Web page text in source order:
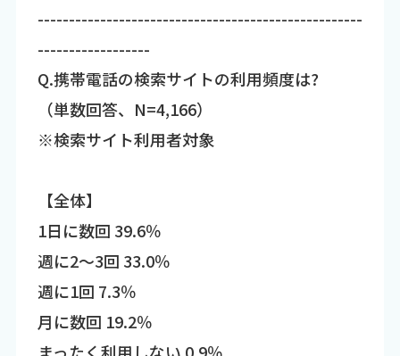
----------------------------------------------------
------------------
Q.携帯電話の検索サイトの利用頻度は?
（単数回答、N=4,166）
※検索サイト利用者対象
【全体】
1日に数回 39.6％
週に2～3回 33.0％
週に1回 7.3％
月に数回 19.2％
まったく利用しない 0.9％